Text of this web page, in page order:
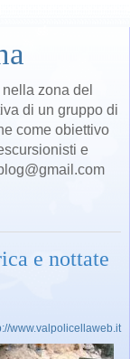
zona del
di un gruppo di
come obiettivo
e
e nottate
www.valpolicellaweb.it